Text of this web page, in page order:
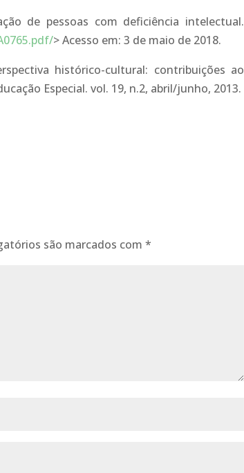
de pessoas com deficiência intelectual.
> Acesso em: 3 de maio de 2018.
histórico-cultural: contribuições ao
Especial. vol. 19, n.2, abril/junho, 2013.
são marcados com*